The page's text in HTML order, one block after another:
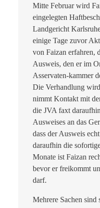
Mitte Februar wird
eingelegten
Landgericht
einige Tage zuvor
von Faizan erfahren,
Ausweis, den er im
Asservaten-kammer
Die Verhandlung
nimmt Kontakt mit
die JVA faxt
Ausweises an das
dass der Ausweis
daraufhin die
Monate ist Faizan
bevor er freikommt
darf.
Mehrere Sachen sind